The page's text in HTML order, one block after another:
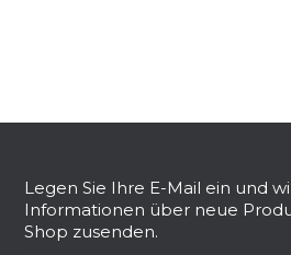
e
e
Legen Sie Ihre E-Mail ein und
Informationen über neue
Shop zusenden.